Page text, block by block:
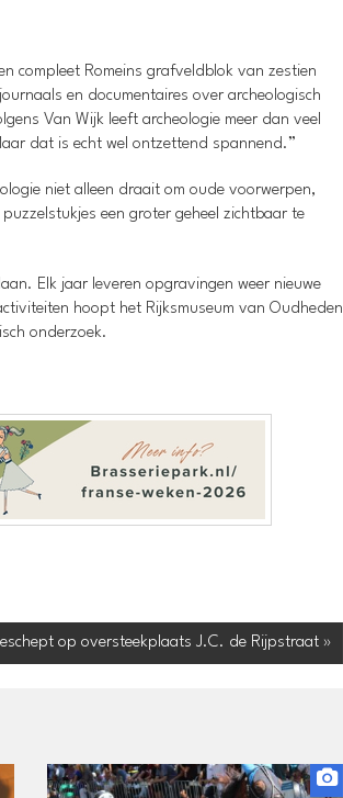
compleet Romeins grafveldblok van zestien
en documentaires over archeologisch
Van Wijk leeft archeologie meer dan veel
dat is echt wel ontzettend spannend.”
niet alleen draait om oude voorwerpen,
een groter geheel zichtbaar te
Elk jaar leveren opgravingen weer nieuwe
hoopt het Rijksmuseum van Oudheden
onderzoek.
op oversteekplaats J.C. de Rijpstraat »